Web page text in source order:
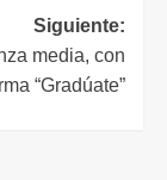
Siguiente:
media, con
“Gradúate”